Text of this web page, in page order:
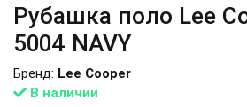
Рубашка поло Lee
5004 NAVY
В наличии
Бренд: Lee Cooper